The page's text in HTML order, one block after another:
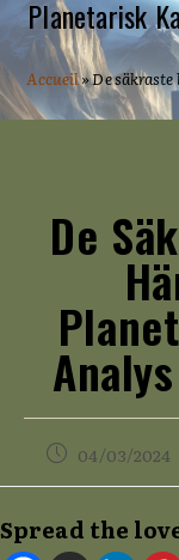
Planetarisk
Accueil»De
De
Inlägget
04/03/2024
Spread the